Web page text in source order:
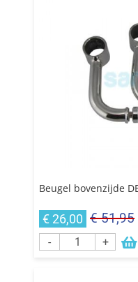
Beugel bovenzijde
€ 26,00 € 51,95
- +